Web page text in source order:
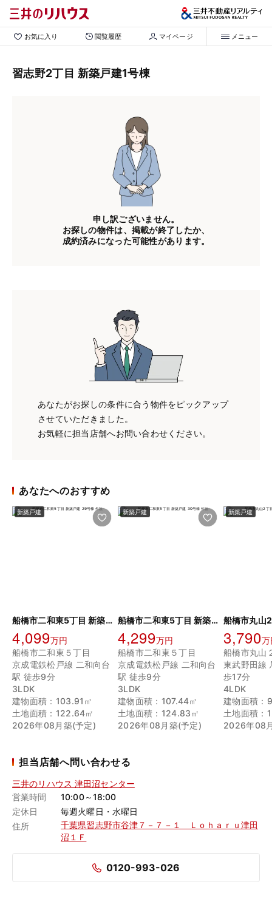
お気に入り 閲覧履歴 マイページ メニュー
習志野2丁目 新築戸建1号棟
申し訳ございません。
お探しの物件は、掲載が終了したか、
成約済みになった可能性があります。
あなたがお探しの条件に合う物件をピックアップ
させていただきました。
お気軽に担当店舗へお問い合わせください。
あなたへのおすすめ
新築戸建
船橋市二和東5丁目 新築戸建 29号棟
4,099万円
船橋市二和東５丁目
京成電鉄松戸線 二和向台
駅 徒歩9分
3LDK
建物面積：103.91㎡
土地面積：122.64㎡
2026年08月築(予定)
新築戸建
船橋市二和東5丁目 新築戸建 30号棟
4,299万円
船橋市二和東５丁目
京成電鉄松戸線 二和向台
駅 徒歩9分
3LDK
建物面積：107.44㎡
土地面積：124.83㎡
2026年08月築(予定)
新築戸建
3,790万
船橋市丸山
東武野田線
歩17分
4LDK
建物面積：
土地面積：
2026年08
担当店舗へ問い合わせる
三井のリハウス 津田沼センター
営業時間
10:00～18:00
定休日
毎週火曜日・水曜日
住所
千葉県習志野市谷津７－７－１ Ｌｏｈａｒｕ津田
沼１Ｆ
0120-993-026